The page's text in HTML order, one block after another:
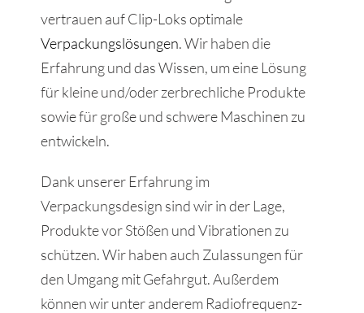
vertrauen auf Clip-Loks optimale
Verpackungslösungen. Wir haben die
Erfahrung und das Wissen, um eine Lösung
für kleine und/oder zerbrechliche Produkte
sowie für große und schwere Maschinen zu
entwickeln.
Dank unserer Erfahrung im
Verpackungsdesign sind wir in der Lage,
Produkte vor Stößen und Vibrationen zu
schützen. Wir haben auch Zulassungen für
den Umgang mit Gefahrgut. Außerdem
können wir unter anderem Radiofrequenz-